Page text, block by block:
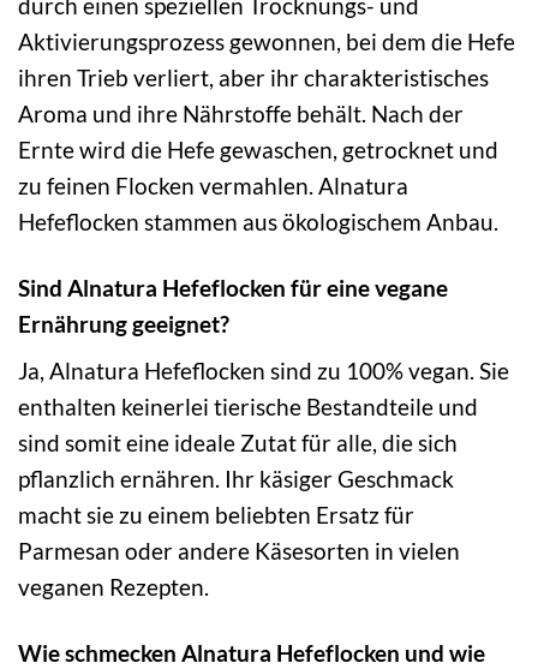
Aktivierungsprozess gewonnen, bei dem die Hefe
ihren Trieb verliert, aber ihr charakteristisches
Aroma und ihre Nährstoffe behält. Nach der
Ernte wird die Hefe gewaschen, getrocknet und
zu feinen Flocken vermahlen. Alnatura
Hefeflocken stammen aus ökologischem Anbau.
Sind Alnatura Hefeflocken für eine vegane
Ernährung geeignet?
Ja, Alnatura Hefeflocken sind zu 100% vegan. Sie
enthalten keinerlei tierische Bestandteile und
sind somit eine ideale Zutat für alle, die sich
pflanzlich ernähren. Ihr käsiger Geschmack
macht sie zu einem beliebten Ersatz für
Parmesan oder andere Käsesorten in vielen
veganen Rezepten.
Wie schmecken Alnatura Hefeflocken und wie